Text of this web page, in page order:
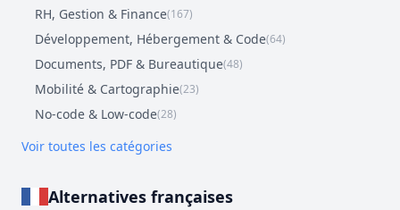
RH, Gestion & Finance(167)
Développement, Hébergement & Code(64)
Documents, PDF & Bureautique(48)
Mobilité & Cartographie(23)
No-code & Low-code(28)
Voir toutes les catégories
Alternatives françaises